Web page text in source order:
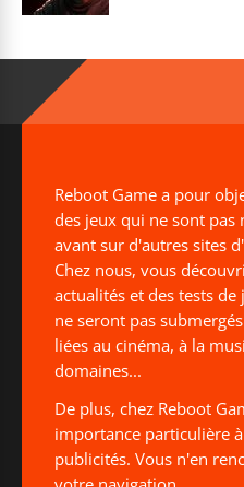
Reboot Game a pour
des jeux qui ne sont pas
avant sur d'autres sites
Chez nous, vous
actualités et des tests
ne seront pas
liées au cinéma, à la
domaines...
De plus, chez Reboot
importance particulière
publicités. Vous n'en